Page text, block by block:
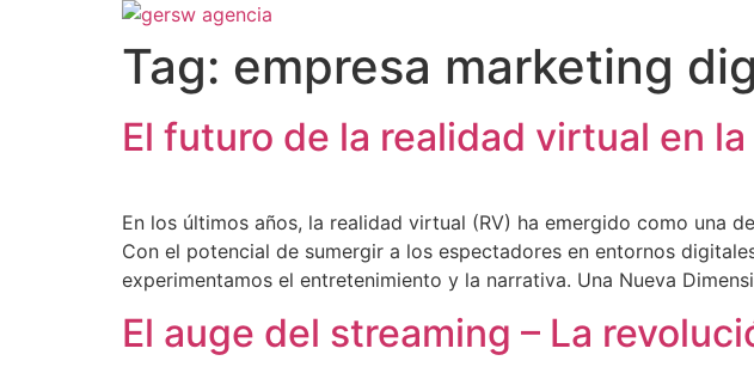
Tag: empresa marketing
El futuro de la realidad virtual en
En los últimos años, la realidad virtual (RV) ha emergido como una
Con el potencial de sumergir a los espectadores en entornos
experimentamos el entretenimiento y la narrativa. Una Nueva
El auge del streaming – La